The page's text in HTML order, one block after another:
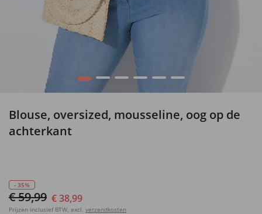
1 2 3 4 5 6
Blouse, oversized, mousseline, oog op de
achterkant
- 35%
€ 59,99 € 38,99
Prijzen inclusief BTW, excl. verzendkosten